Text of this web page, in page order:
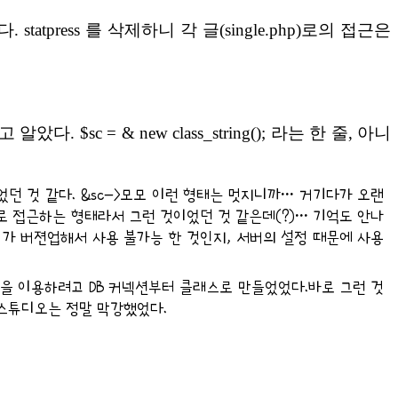
statpress 를 삭제하니 각 글(single.php)로의 접근은
알았다. $sc = & new class_string(); 라는 한 줄, 아니
던 것 같다. &sc->모모 이런 형태는 멋지니까… 거기다가 오랜
접근하는 형태라서 그런 것이었던 것 같은데(?)… 기억도 안나
버젼업해서 사용 불가능 한 것인지, 서버의 설정 때문에 사용
용하려고 DB 커넥션부터 클래스로 만들었었다.바로 그런 것
디오는 정말 막강했었다.